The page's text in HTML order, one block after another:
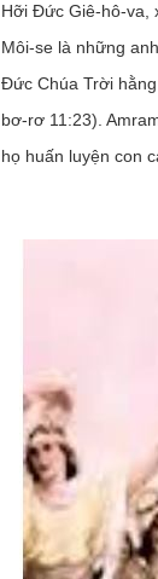
Hỡi Đức Giê-hô-va,
Môi-se là những
Đức Chúa Trời
bơ-rơ 11:23).
họ huấn luyện con